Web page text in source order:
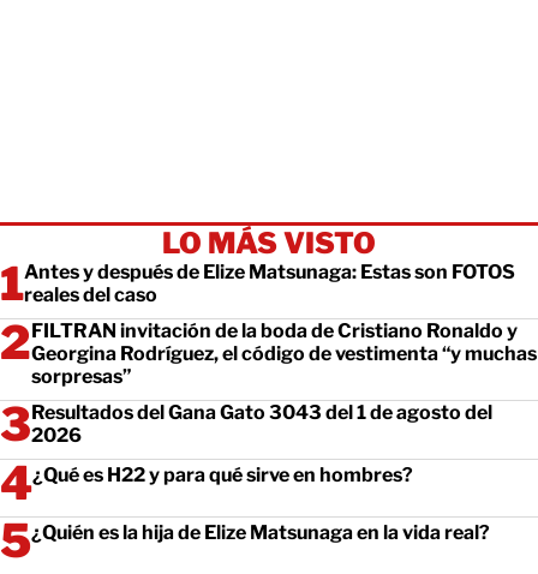
LO MÁS VISTO
Antes y después de Elize Matsunaga: Estas son FOTOS
reales del caso
FILTRAN invitación de la boda de Cristiano Ronaldo y
Georgina Rodríguez, el código de vestimenta “y muchas
sorpresas”
Resultados del Gana Gato 3043 del 1 de agosto del
2026
¿Qué es H22 y para qué sirve en hombres?
¿Quién es la hija de Elize Matsunaga en la vida real?